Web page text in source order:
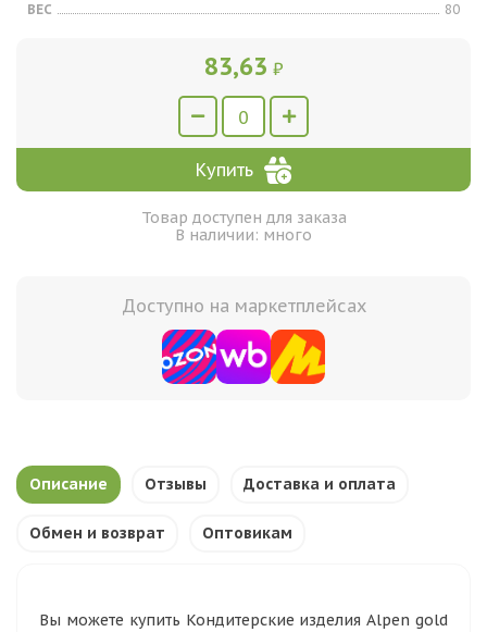
ВЕС
80
83,63 ₽
Купить
Товар доступен для заказа
В наличии: много
Доступно на маркетплейсах
Описание Отзывы Доставка и оплата
Обмен и возврат Оптовикам
Вы можете купить Кондитерские изделия Alpen gold